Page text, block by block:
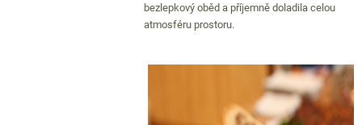
bezlepkový oběd a příjemně doladila celou
atmosféru prostoru.